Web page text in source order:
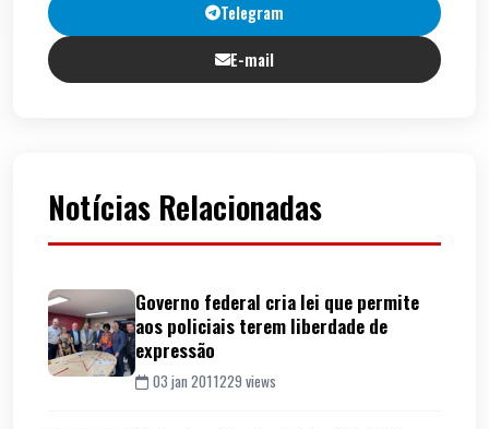
Telegram
E-mail
Notícias Relacionadas
Governo federal cria lei que permite
aos policiais terem liberdade de
expressão
03 jan 2011229 views